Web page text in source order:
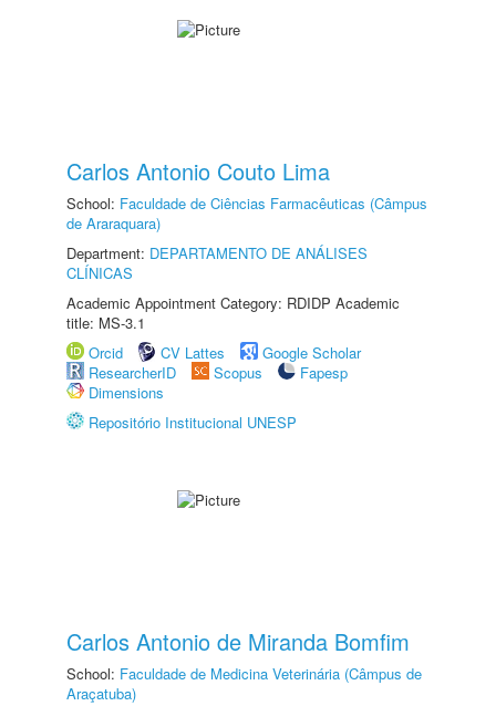
Carlos Antonio Couto Lima
School: Faculdade de Ciências Farmacêuticas (Câmpus
de Araraquara)
Department: DEPARTAMENTO DE ANÁLISES
CLÍNICAS
Academic Appointment Category: RDIDP Academic
title: MS-3.1
Orcid
CV Lattes
Google Scholar
ResearcherID
Scopus
Fapesp
Dimensions
Repositório Institucional UNESP
Carlos Antonio de Miranda Bomfim
School: Faculdade de Medicina Veterinária (Câmpus de
Araçatuba)